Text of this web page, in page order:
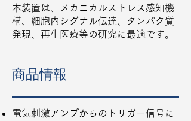
本装置は、メカニカルストレス感知機
構、細胞内シグナル伝達、タンパク質
発現、再生医療等の研究に最適です。
商品情報
電気刺激アンプからのトリガー信号に